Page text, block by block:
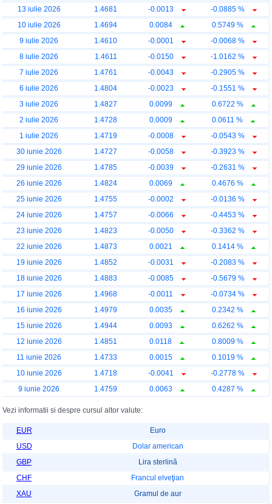
13 iulie 2026
1.4681 -0.0013
-0.0885 %
10 iulie 2026
1.4694 0.0084
0.5749 %
9 iulie 2026
1.4610 -0.0001
-0.0068 %
8 iulie 2026
1.4611 -0.0150
-1.0162 %
7 iulie 2026
1.4761 -0.0043
-0.2905 %
6 iulie 2026
1.4804 -0.0023
-0.1551 %
3 iulie 2026
1.4827 0.0099
0.6722 %
2 iulie 2026
1.4728 0.0009
0.0611 %
1 iulie 2026
1.4719 -0.0008
-0.0543 %
30 iunie 2026
1.4727 -0.0058
-0.3923 %
29 iunie 2026
1.4785 -0.0039
-0.2631 %
26 iunie 2026
1.4824 0.0069
0.4676 %
25 iunie 2026
1.4755 -0.0002
-0.0136 %
24 iunie 2026
1.4757 -0.0066
-0.4453 %
23 iunie 2026
1.4823 -0.0050
-0.3362 %
22 iunie 2026
1.4873 0.0021
0.1414 %
19 iunie 2026
1.4852 -0.0031
-0.2083 %
18 iunie 2026
1.4883 -0.0085
-0.5679 %
17 iunie 2026
1.4968 -0.0011
-0.0734 %
16 iunie 2026
1.4979 0.0035
0.2342 %
15 iunie 2026
1.4944 0.0093
0.6262 %
12 iunie 2026
1.4851 0.0118
0.8009 %
11 iunie 2026
1.4733 0.0015
0.1019 %
10 iunie 2026
1.4718 -0.0041
-0.2778 %
9 iunie 2026
1.4759 0.0063 0.4287 %
Vezi informatii si despre cursul altor valute:
EUR
Euro
USD
Dolar american
GBP
Lira sterlină
CHF
Francul elveţian
XAU
Gramul de aur